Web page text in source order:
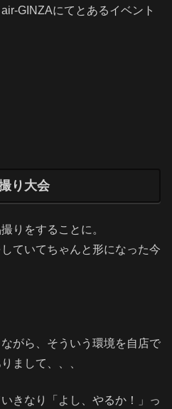
GINZAにてとあるイベント
り大会
りをすることに。
ていてちゃんと形になった今
がら、そういう環境を自店で
まして、、、
きなり「よし、やるか！」っ